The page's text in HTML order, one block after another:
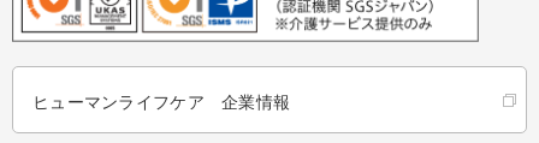
ヒューマンライフケア 企業情報